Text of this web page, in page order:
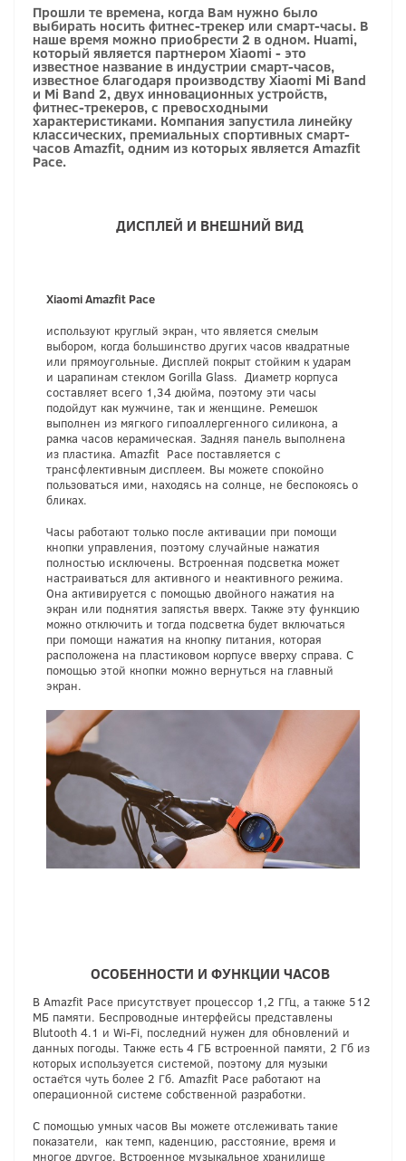
Прошли те времена, когда Вам нужно было
выбирать носить фитнес-трекер или смарт-часы. В
наше время можно приобрести 2 в одном. Huami,
который является партнером Xiaomi - это
известное название в индустрии смарт-часов,
известное благодаря производству Xiaomi Mi Band
и Mi Band 2, двух инновационных устройств,
фитнес-трекеров, с превосходными
характеристиками. Компания запустила линейку
классических, премиальных спортивных смарт-
часов Amazfit, одним из которых является Amazfit
Pace.
ДИСПЛЕЙ И ВНЕШНИЙ ВИД
Xiaomi Amazfit Pace
используют круглый экран, что является смелым
выбором, когда большинство других часов квадратные
или прямоугольные. Дисплей покрыт стойким к ударам
и царапинам стеклом Gorilla Glass. Диаметр корпуса
составляет всего 1,34 дюйма, поэтому эти часы
подойдут как мужчине, так и женщине. Ремешок
выполнен из мягкого гипоаллергенного силикона, а
рамка часов керамическая. Задняя панель выполнена
из пластика. Amazfit Pace поставляется с
трансфлективным дисплеем. Вы можете спокойно
пользоваться ими, находясь на солнце, не беспокоясь о
бликах.
Часы работают только после активации при помощи
кнопки управления, поэтому случайные нажатия
полностью исключены. Встроенная подсветка может
настраиваться для активного и неактивного режима.
Она активируется с помощью двойного нажатия на
экран или поднятия запястья вверх. Также эту функцию
можно отключить и тогда подсветка будет включаться
при помощи нажатия на кнопку питания, которая
расположена на пластиковом корпусе вверху справа. С
помощью этой кнопки можно вернуться на главный
экран.
ОСОБЕННОСТИ И ФУНКЦИИ ЧАСОВ
В Amazfit Расе присутствует процессор 1,2 ГГц, а также 512
МБ памяти. Беспроводные интерфейсы представлены
Blutooth 4.1 и Wi-Fi, последний нужен для обновлений и
данных погоды. Также есть 4 ГБ встроенной памяти, 2 Гб из
которых используется системой, поэтому для музыки
остаётся чуть более 2 Гб. Amazfit Pace работают на
операционной системе собственной разработки.
С помощью умных часов Вы можете отслеживать такие
показатели, как темп, каденцию, расстояние, время и
многое другое. Встроенное музыкальное хранилище